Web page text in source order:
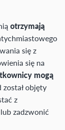
otrzymają
się z
się na
mogą
został objęty
z
zadzwonić